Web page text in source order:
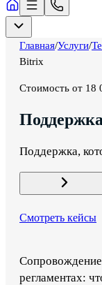
Главная/Услуги/
Bitrix
Стоимость от 18
Поддержка,
Смотреть кейсы
Сопровождение
регламентах: